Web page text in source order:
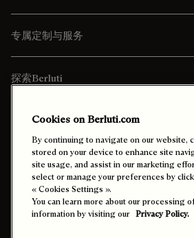
专属定制与服务
探索Berluti
寄送至 台灣 (中文)
Cookies on Berluti.com
By continuing to navigate on our website,
stored on your device to enhance site
site usage, and assist in our marketing
select or manage your preferences by
« Cookies Settings ».
You can learn more about our processing
information by visiting our Privacy Policy.